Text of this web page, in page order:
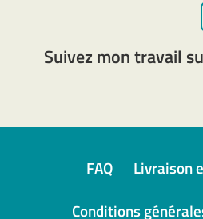
Suivez mon travail
FAQ
Livraison
Conditions